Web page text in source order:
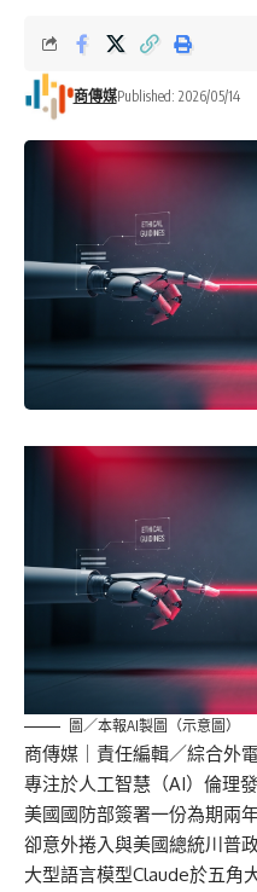
商傳媒Published: 2026/05/14
圖／本報AI製圖（示意圖）
商傳媒 ｜責任編輯／綜合外
專注於人工智慧（AI）倫理
美國國防部簽署一份為期兩
卻意外捲入與美國總統川普
大型語言模型Claude於五角